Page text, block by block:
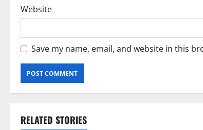
Website
Save my name, email, and website in this
RELATED STORIES